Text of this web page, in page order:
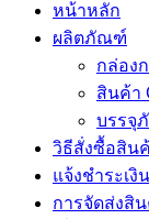
หน้าหลัก
ผลิตภัณฑ์
กล่อง
สินค้า
บรรจุ
วิธีสั่งซื้อสิน
แจ้งชำระเงิน
การจัดส่งสิ